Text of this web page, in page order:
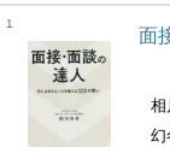
1
面
相
幻